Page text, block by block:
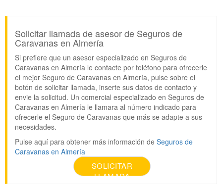
Solicitar llamada de asesor de Seguros de
Caravanas en Almería
Si prefiere que un asesor especializado en Seguros de
Caravanas en Almería le contacte por teléfono para ofrecerle
el mejor Seguro de Caravanas en Almería, pulse sobre el
botón de solicitar llamada, inserte sus datos de contacto y
envie la solicitud. Un comercial especializado en Seguros de
Caravanas en Almería le llamara al número indicado para
ofrecerle el Seguro de Caravanas que más se adapte a sus
necesidades.
Pulse aquí para obtener más información de Seguros de
Caravanas en Almería
SOLICITAR
LLAMADA